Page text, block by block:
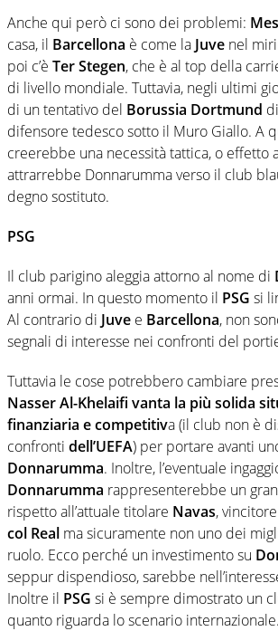
Anche qui però ci sono dei problemi:
casa, il Barcellona è come la Juve nel
poi c’è Ter Stegen, che è al top della
di livello mondiale. Tuttavia, negli ultimi
di un tentativo del Borussia Dortmund
difensore tedesco sotto il Muro Giallo. A
creerebbe una necessità tattica, o effetto
attrarrebbe Donnarumma verso il club
degno sostituto.
PSG
Il club parigino aleggia attorno al nome di
anni ormai. In questo momento il PSG si
Al contrario di Juve e Barcellona, non
segnali di interesse nei confronti del
Tuttavia le cose potrebbero cambiare
Nasser Al-Khelaifi vanta la più solida
finanziaria e competitiva (il club non è
confronti dell’UEFA) per portare avanti
Donnarumma. Inoltre, l’eventuale
Donnarumma rappresenterebbe un
rispetto all’attuale titolare Navas,
col Real ma sicuramente non uno dei
ruolo. Ecco perché un investimento su
seppur dispendioso, sarebbe
Inoltre il PSG si è sempre dimostrato un
quanto riguarda lo scenario internazionale.